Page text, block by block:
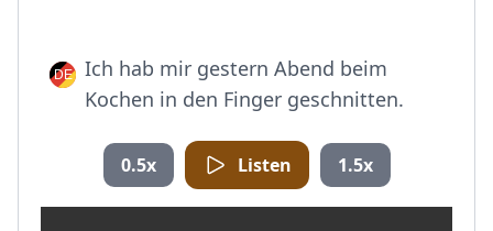
Ich hab mir gestern Abend beim
Kochen in den Finger geschnitten.
0.5x Listen 1.5x